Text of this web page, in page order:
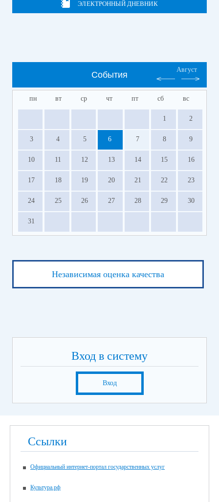
ЭЛЕКТРОННЫЙ ДНЕВНИК
События
Август
пн вт ср чт пт сб вс
1 2
3 4 5 6 7 8 9
10 11 12 13 14 15 16
17 18 19 20 21 22 23
24 25 26 27 28 29 30
31
Независимая оценка качества
Вход в систему
Вход
Ссылки
Официальный интернет-портал государственных услуг
Культура.рф